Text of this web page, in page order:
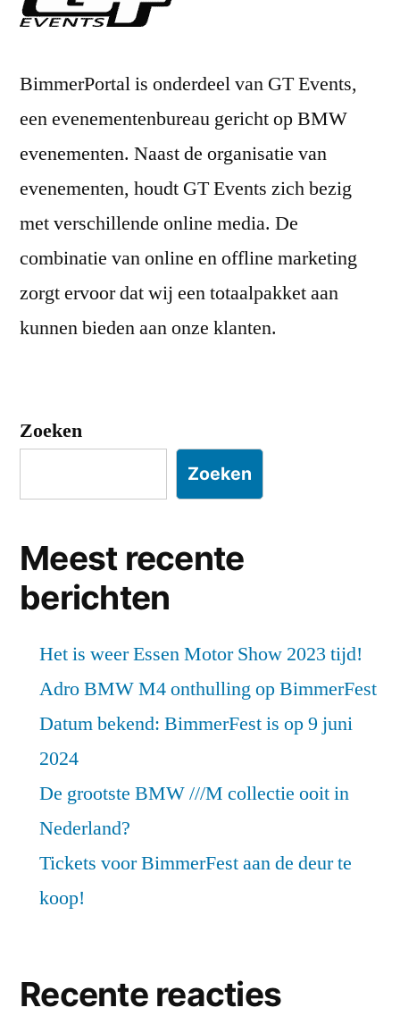
BimmerPortal is onderdeel van GT Events,
een evenementenbureau gericht op BMW
evenementen. Naast de organisatie van
evenementen, houdt GT Events zich bezig
met verschillende online media. De
combinatie van online en offline marketing
zorgt ervoor dat wij een totaalpakket aan
kunnen bieden aan onze klanten.
Zoeken
Zoeken
Meest recente
berichten
Het is weer Essen Motor Show 2023 tijd!
Adro BMW M4 onthulling op BimmerFest
Datum bekend: BimmerFest is op 9 juni
2024
De grootste BMW ///M collectie ooit in
Nederland?
Tickets voor BimmerFest aan de deur te
koop!
Recente reacties